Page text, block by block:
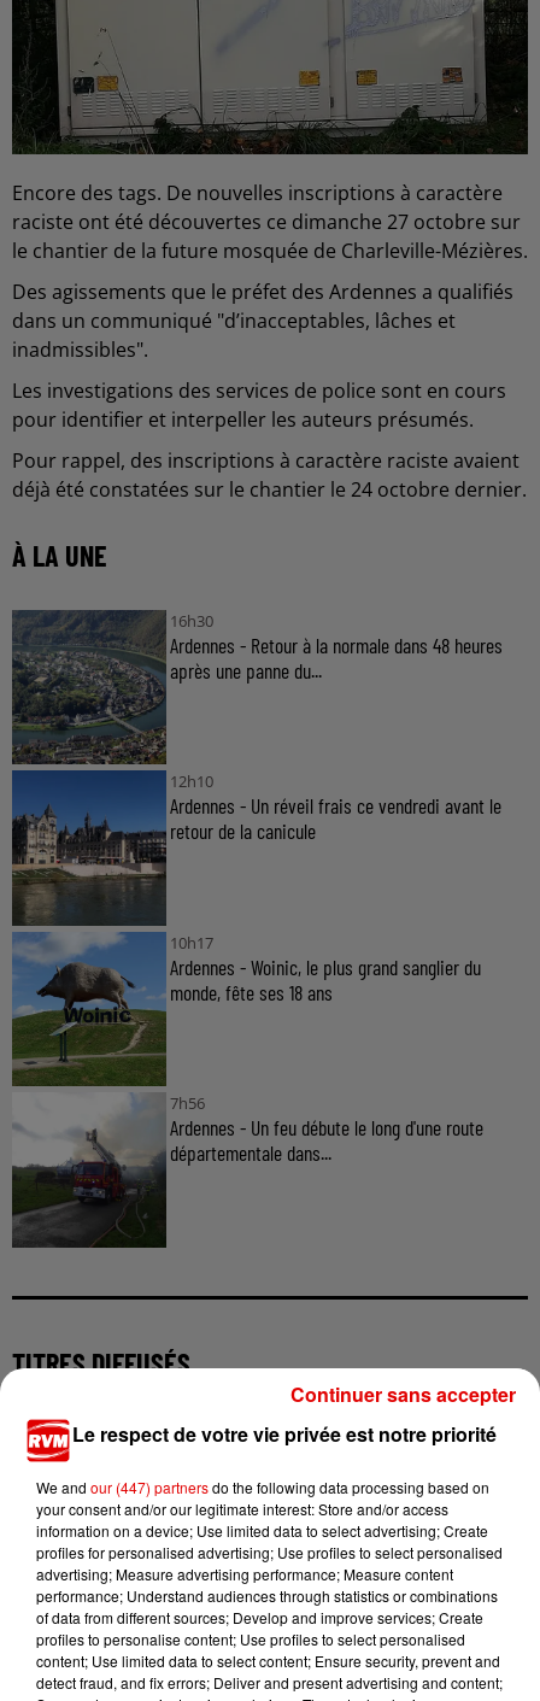
Encore des tags. De nouvelles inscriptions à caractère
raciste ont été découvertes ce dimanche 27 octobre sur
le chantier de la future mosquée de Charleville-Mézières.
Des agissements que le préfet des Ardennes a qualifiés
dans un communiqué "d’inacceptables, lâches et
inadmissibles".
Les investigations des services de police sont en cours
pour identifier et interpeller les auteurs présumés.
Pour rappel, des inscriptions à caractère raciste avaient
déjà été constatées sur le chantier le 24 octobre dernier.
À LA UNE
16h30
Ardennes - Retour à la normale dans 48 heures
après une panne du...
12h10
Ardennes - Un réveil frais ce vendredi avant le
retour de la canicule
10h17
Ardennes - Woinic, le plus grand sanglier du
monde, fête ses 18 ans
7h56
Ardennes - Un feu débute le long d'une route
départementale dans...
TITRES DIFFUSÉS
17h47
17h47
TEDDY SWIMS
Mr Know It All
ELLIOTT
On S'oubliera
BRITNEY SPEARS
Womanizer
Le respect de votre vie privée est notre priorité
We and our (447) partnersdo the following data processing based on
your consent and/or our legitimate interest: Store and/or access
information on a device; Use limited data to select advertising; Create
profiles for personalised advertising; Use profiles to select personalised
advertising; Measure advertising performance; Measure content
performance; Understand audiences through statistics or combinations
of data from different sources; Develop and improve services; Create
profiles to personalise content; Use profiles to select personalised
content; Use limited data to select content; Ensure security, prevent and
detect fraud, and fix errors; Deliver and present advertising and content;
Continuer sans accepter